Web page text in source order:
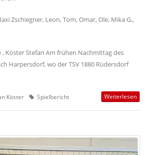
Zschiegner, Leon, Tom, Omar, Ole, Mika G.,
, Köster Stefan Am frühen Nachmittag des
Harpersdorf, wo der TSV 1880 Rüdersdorf
Köster Spielbericht Weiterlesen